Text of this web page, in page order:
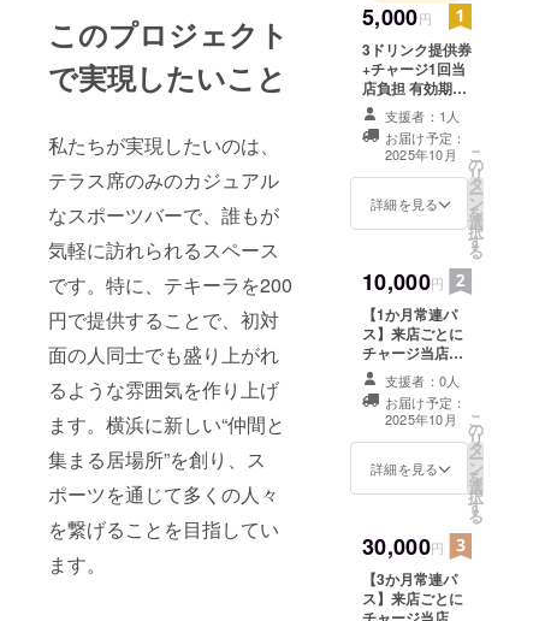
このプロジェクト
で実現したいこと
私たちが実現したいのは、
テラス席のみのカジュアル
なスポーツバーで、誰もが
気軽に訪れられるスペース
です。特に、テキーラを200
円で提供することで、初対
面の人同士でも盛り上がれ
るような雰囲気を作り上げ
ます。横浜に新しい“仲間と
集まる居場所”を創り、ス
ポーツを通じて多くの人々
を繋げることを目指してい
ます。
5,000円
3ドリンク提供券
+チャージ1回当
店負担 有効期
限：2025年9月4
日から2026年3
月31日までに利
用開始可能
支援者：1人
お届け予定：
2025年10月
詳細を見る
こ
の
リ
タ
ー
ン
を
選
択
す
る
10,000円
【1か月常連パ
ス】来店ごとに
チャージ当店負
担＋1ドリンク提
供 有効期限：初
回利用日から1か
月間（利用開始
期限：2026年3
月31日まで）
支援者：0人
お届け予定：
2025年10月
詳細を見る
こ
の
リ
タ
ー
ン
を
選
択
す
る
30,000円
【3か月常連パ
ス】来店ごとに